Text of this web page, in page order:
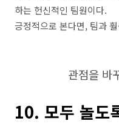
하는 헌신적인 팀원이다.
긍정적으로 본다면, 팀과
관점을 바
10. 모두 놀도